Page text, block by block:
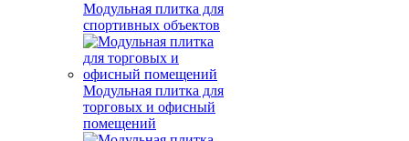
Модульная плитка для
спортивных объектов
Модульная плитка для
торговых и офисный
помещений